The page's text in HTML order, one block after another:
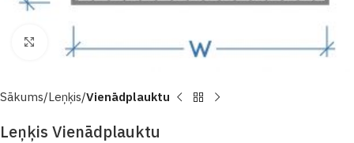
Click to enlarge
Sākums Leņķis Vienādplauktu
Leņķis Vienādplauktu